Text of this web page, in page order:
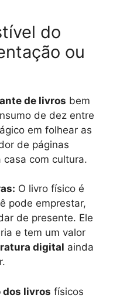
do
ou
de livros bem
de dez entre
em folhear as
de páginas
com cultura.
O livro físico é
pode emprestar,
de presente. Ele
e tem um valor
digital ainda
dos livros físicos